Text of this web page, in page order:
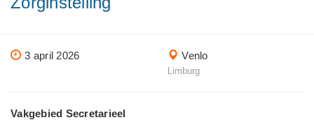
3 april 2026 Venlo
Limburg
Vakgebied Secretarieel